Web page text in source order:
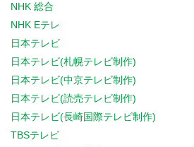
NHK 総合
NHK Eテレ
日本テレビ
日本テレビ(札幌テレビ制作)
日本テレビ(中京テレビ制作)
日本テレビ(読売テレビ制作)
日本テレビ(長崎国際テレビ制作)
TBSテレビ